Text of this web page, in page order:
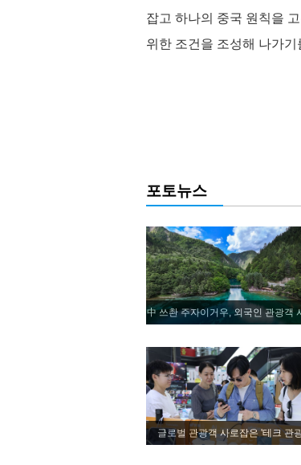
잡고 하나의 중국 원칙을
위한 조건을 조성해 나가